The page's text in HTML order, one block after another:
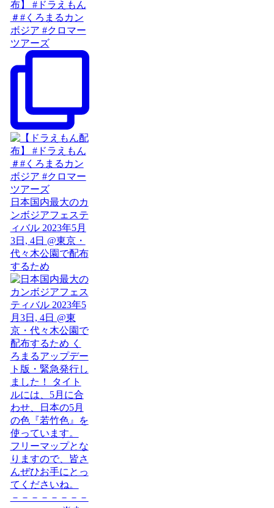
布】 #ドラえもん
＃#くろまるカン
ボジア #クロマー
ツアーズ
日本国内最大のカ
ンボジアフェステ
ィバル 2023年5月
3日, 4日 @東京・
代々木公園で配布
するため